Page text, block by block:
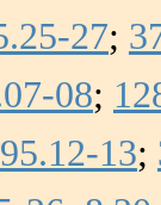
27;
08;
13;